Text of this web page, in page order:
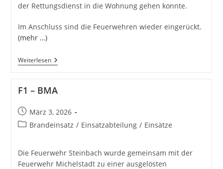
der Rettungsdienst in die Wohnung gehen konnte.
Im Anschluss sind die Feuerwehren wieder eingerückt.
(mehr …)
WeiterlesenH
1Y
Klein
F1 – BMA
Beitrag
veröffentlicht:
März 3, 2026
Beitrags-
Brandeinsatz / Einsatzabteilung / Einsätze
Die Feuerwehr Steinbach wurde gemeinsam mit der
Feuerwehr Michelstadt zu einer ausgelösten